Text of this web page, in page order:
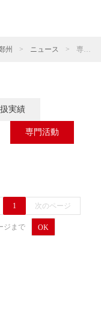
州 > ニュース > 専門活動
実績
専門活動
1 次のページ
ジまで OK